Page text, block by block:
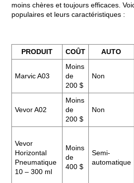
moins chères et toujours efficaces.
populaires et leurs caractéristiques :
PRODUIT COÛT AUTO
Marvic A03
Moins
de
200 $
Non
Vevor A02
Moins
de
200 $
Non
Vevor
Horizontal
Pneumatique
10 – 300 ml
Moins
de
400 $
Semi-
automatique